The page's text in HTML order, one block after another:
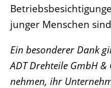
junger Menschen
Ein besonderer Dank
ADT Drehteile GmbH &
nehmen, ihr